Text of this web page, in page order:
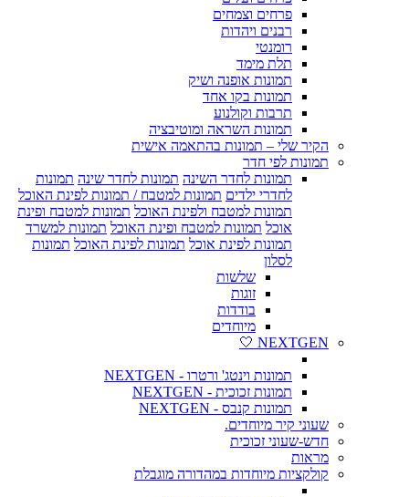
פרחים וצמחים
רבנים ויהדות
רומנטי
תלת מימד
תמונות אופנה ושיק
תמונות בקו אחד
תרבות וקולנוע
תמונות השראה ומוטיבציה
הקיר שלי – תמונות בהתאמה אישית
תמונות לפי חדר
תמונות לחדר השינה תמונות לחדר שינה תמונות
לחדרי ילדים תמונות למטבח / תמונות לפינת האוכל
תמונות למטבח ולפינת האוכל תמונות למטבח ופינת
אוכל תמונות למטבח ופינת האוכל תמונות למשרד
תמונות לפינת אוכל תמונות לפינת האוכל תמונות
לסלון
שלשות
זוגות
בודדות
מיוחדים
NEXTGEN 🤍
תמונות וינטג' ורטרו - NEXTGEN
תמונות זכוכית - NEXTGEN
תמונות קנבס - NEXTGEN
שעוני קיר מיוחדים.
חדש-שעוני זכוכית
מראות
קולקציות מיוחדות במהדורה מוגבלת